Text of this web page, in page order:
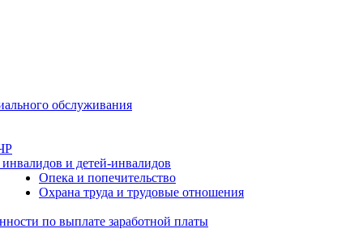
обслуживания
и детей-инвалидов
Опека и попечительство
Охрана труда и трудовые отношения
по выплате заработной платы